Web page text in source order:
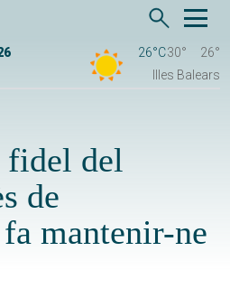
26°C30°
26°
Illes Balears
del
de
mantenir-ne